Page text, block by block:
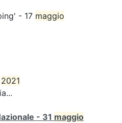
- 17 maggio
2021
- 31 maggio